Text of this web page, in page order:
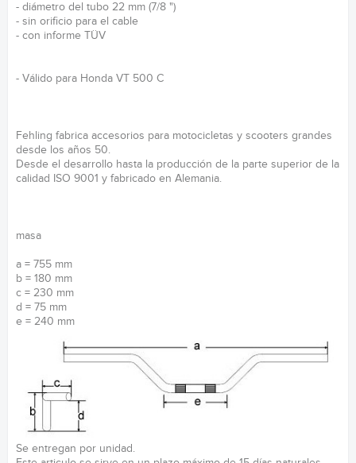
- diámetro del tubo 22 mm (7/8 ")
- sin orificio para el cable
- con informe TÜV
- Válido para Honda VT 500 C
Fehling fabrica accesorios para motocicletas y scooters grandes
desde los años 50.
Desde el desarrollo hasta la producción de la parte superior de la
calidad ISO 9001 y fabricado en Alemania.
masa
a = 755 mm
b = 180 mm
c = 230 mm
d = 75 mm
e = 240 mm
Se entregan por unidad.